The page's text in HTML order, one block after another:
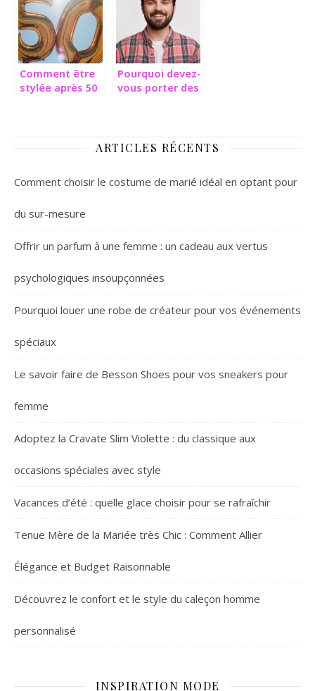
Comment être
stylée après 50
Pourquoi devez-
vous porter des
ARTICLES RÉCENTS
Comment choisir le costume de marié idéal en optant pour
du sur-mesure
Offrir un parfum à une femme : un cadeau aux vertus
psychologiques insoupçonnées
Pourquoi louer une robe de créateur pour vos événements
spéciaux
Le savoir faire de Besson Shoes pour vos sneakers pour
femme
Adoptez la Cravate Slim Violette : du classique aux
occasions spéciales avec style
Vacances d’été : quelle glace choisir pour se rafraîchir
Tenue Mère de la Mariée très Chic : Comment Allier
Élégance et Budget Raisonnable
Découvrez le confort et le style du caleçon homme
personnalisé
INSPIRATION MODE